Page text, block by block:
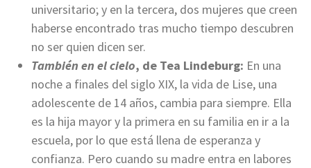
universitario; y en la tercera, dos mujeres que creen
haberse encontrado tras mucho tiempo descubren
no ser quien dicen ser.
También en el cielo, de Tea Lindeburg: En una
noche a finales del siglo XIX, la vida de Lise, una
adolescente de 14 años, cambia para siempre. Ella
es la hija mayor y la primera en su familia en ir a la
escuela, por lo que está llena de esperanza y
confianza. Pero cuando su madre entra en labores